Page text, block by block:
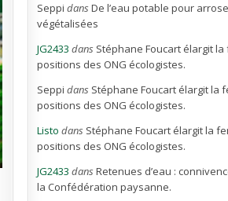
Seppi dansDe l’eau potable pour
végétalisées
JG2433 dans Stéphane Foucart élargit
positions des ONG écologistes.
Seppi dans Stéphane Foucart élargit la
positions des ONG écologistes.
Listo dans Stéphane Foucart élargit la
positions des ONG écologistes.
JG2433 dansRetenues d’eau :
la Confédération paysanne.